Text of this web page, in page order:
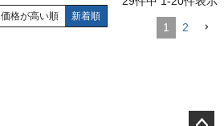
価格が高い順 新着順
1 2